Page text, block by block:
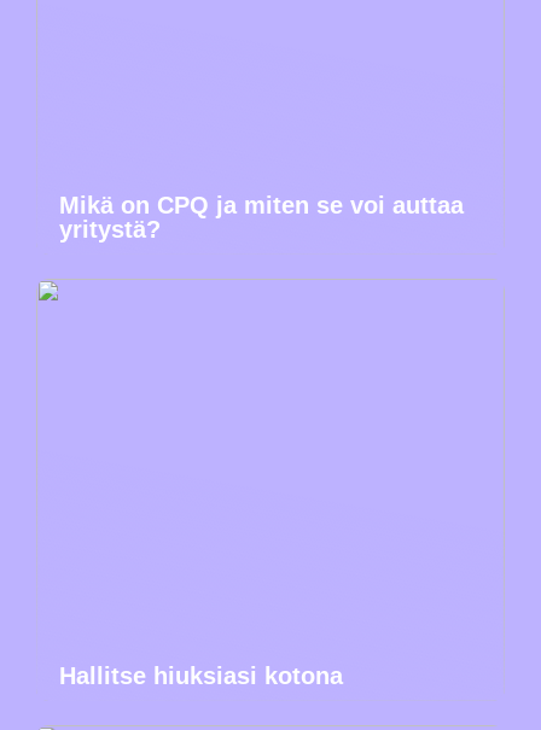
Mikä on CPQ ja miten se voi auttaa
yritystä?
Hallitse hiuksiasi kotona